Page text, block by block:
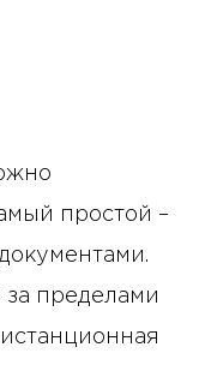
простой –
пределами